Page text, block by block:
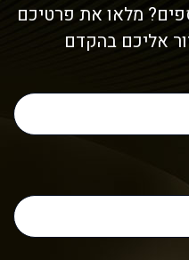
מלאו את פרטיכם
אליכם בהקדם